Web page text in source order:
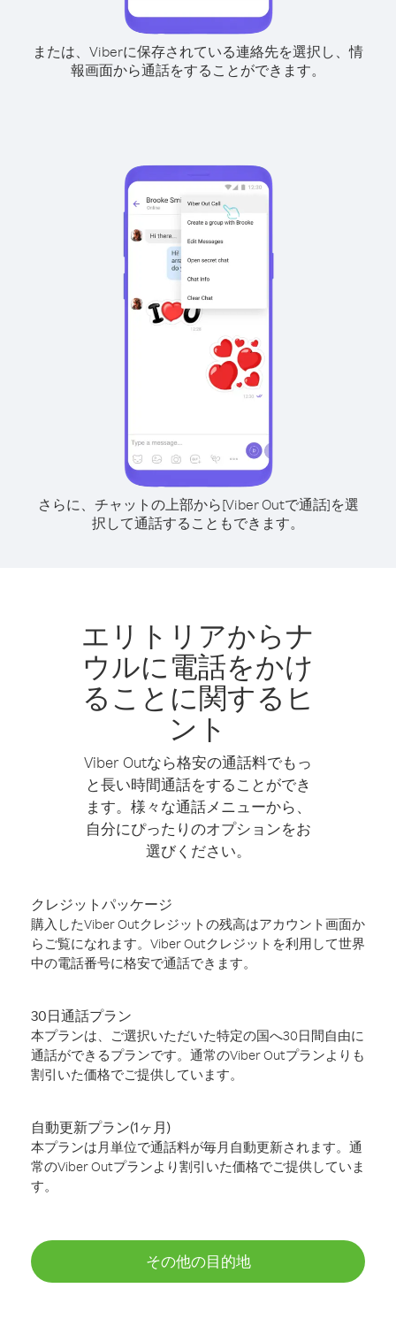
または、Viberに保存されている連絡先を選択し、情
報画面から通話をすることができます。
さらに、チャットの上部から[Viber Outで通話]を選
択して通話することもできます。
エリトリアからナ
ウルに電話をかけ
ることに関するヒ
ント
Viber Outなら格安の通話料でもっ
と長い時間通話をすることができ
ます。様々な通話メニューから、
自分にぴったりのオプションをお
選びください。
クレジットパッケージ
購入したViber Outクレジットの残高はアカウント画面か
らご覧になれます。Viber Outクレジットを利用して世界
中の電話番号に格安で通話できます。
30日通話プラン
本プランは、ご選択いただいた特定の国へ30日間自由に
通話ができるプランです。通常のViber Outプランよりも
割引いた価格でご提供しています。
自動更新プラン(1ヶ月)
本プランは月単位で通話料が毎月自動更新されます。通
常のViber Outプランより割引いた価格でご提供していま
す。
その他の目的地